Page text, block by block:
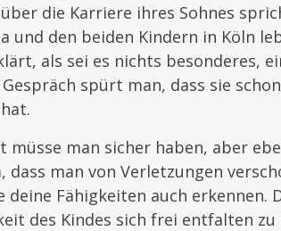
die Karriere ihres Sohnes
und den beiden Kindern in Köln
als sei es nichts besonderes,
spürt man, dass sie
müsse man sicher haben, aber
dass man von Verletzungen
deine Fähigkeiten auch
des Kindes sich frei entfalten